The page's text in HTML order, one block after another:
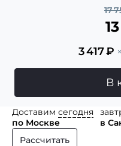
17
3 417₽
В
Доставим сегодня
по Москве
в
Рассчитать